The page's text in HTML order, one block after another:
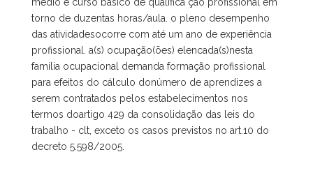
torno de duzentas horas/aula. o pleno desempenho
das atividadesocorre com até um ano de experiência
profissional. a(s) ocupação(ões) elencada(s)nesta
família ocupacional demanda formação profissional
para efeitos do cálculo donúmero de aprendizes a
serem contratados pelos estabelecimentos nos
termos doartigo 429 da consolidação das leis do
trabalho - clt, exceto os casos previstos no art.10 do
decreto 5.598/2005.